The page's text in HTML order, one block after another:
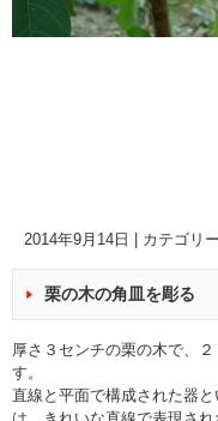
2014年9月14日 カテゴリ
栗の木の角皿を彫る
厚さ３センチの栗の木で、
す。
直線と平面で構成された器